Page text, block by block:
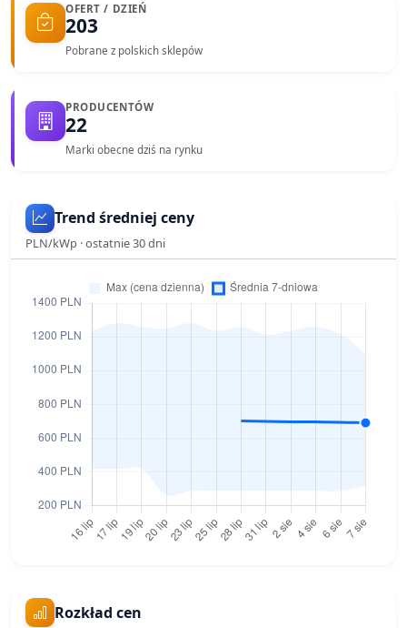
OFERT / DZIEŃ
203
Pobrane z polskich sklepów
PRODUCENTÓW
22
Marki obecne dziś na rynku
Trend średniej ceny
PLN/kWp · ostatnie30dni
Rozkład cen